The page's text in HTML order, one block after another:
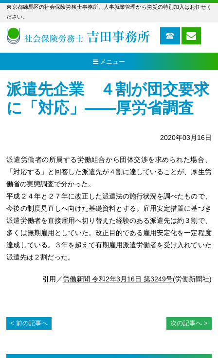
東京都練馬区の社会保険労務士事務所。人事就業管理から労災の特別加入はお任せく
ださい。
メニュー
派遣先企業 ４割が団交要求
に「対応」――厚労省調査
2020年03月16日
派遣労働者の所属する労働組合から団体交渉を求められた場合、
「対応する」と回答した派遣先が４割に達していることが、厚生労
働省の実態調査で分かった。
平成２４年と２７年に改正した派遣法の施行状況を調べたもので、
今後の制度見直しへ向けた基礎資料とする。雇用安定措置に基づき
派遣労働者を直接雇用へ切り替えた経験のある派遣先は約３割で、
多くは無期雇用としていた。改正目的である雇用安定化を一定程度
達成している。３年を超えて有期雇用派遣労働者を受け入れていた
派遣先は２割だった。
引用／労働新聞 令和2年3月16日 第3249号(労働新聞社)
前の記事へ 次の記事へ